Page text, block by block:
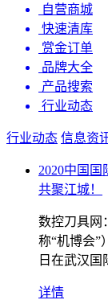
自营商城
快速清库
赏金订单
品牌大全
产品搜索
行业动态
行业动态 信息资
2020中国
共聚江城！
数控刀具网
称“机博会”
日在武汉国
详情